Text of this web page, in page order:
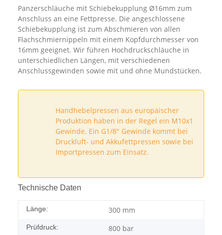
Panzerschläuche mit Schiebekupplung Ø16mm zum
Anschluss an eine Fettpresse. Die angeschlossene
Schiebekupplung ist zum Abschmieren von allen
Flachschmiernippeln mit einem Kopfdurchmesser von
16mm geeignet. Wir führen Hochdruckschläuche in
unterschiedlichen Längen, mit verschiedenen
Anschlussgewinden sowie mit und ohne Mundstücken.
Handhebelpressen aus europäischer
Produktion haben in der Regel ein M10x1
Gewinde. Ein G1/8" Gewinde kommt bei
Druckluft- und Akkufettpressen sowie bei
Importpressen zum Einsatz.
Technische Daten
Länge: 300 mm
Prüfdruck: 800 bar